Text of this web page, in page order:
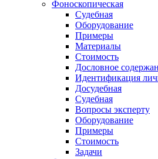
Фоноскопическая
Судебная
Оборудование
Примеры
Материалы
Стоимость
Дословное
Идентификация
Досудебная
Судебная
Вопросы эксперту
Оборудование
Примеры
Стоимость
Задачи